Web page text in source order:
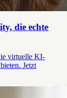
die echte
virtuelle KI-
Jetzt